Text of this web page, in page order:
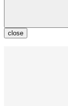
close